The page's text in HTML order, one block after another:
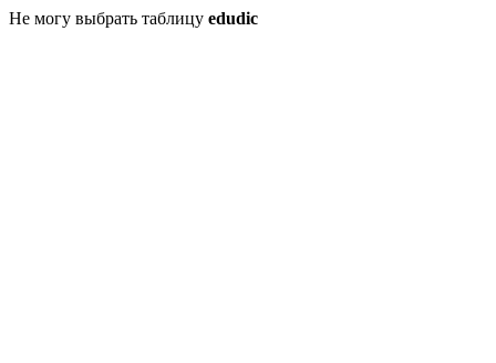
Не могу выбрать таблицу edudic